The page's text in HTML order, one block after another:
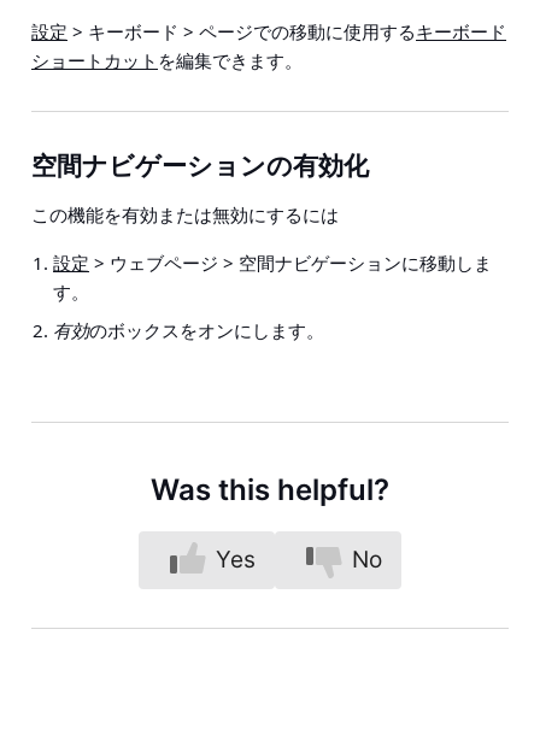
設定 > キーボード > ページでの移動に使用するキーボード
ショートカット を編集できます。
空間ナビゲーションの有効化
この機能を有効または無効にするには
設定 > ウェブページ > 空間ナビゲーションに移動しま
す。
有効のボックスをオンにします。
Was this helpful?
Yes No